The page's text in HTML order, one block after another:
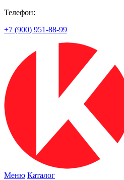
Телефон:
+7 (900) 951-88-99
Меню Каталог